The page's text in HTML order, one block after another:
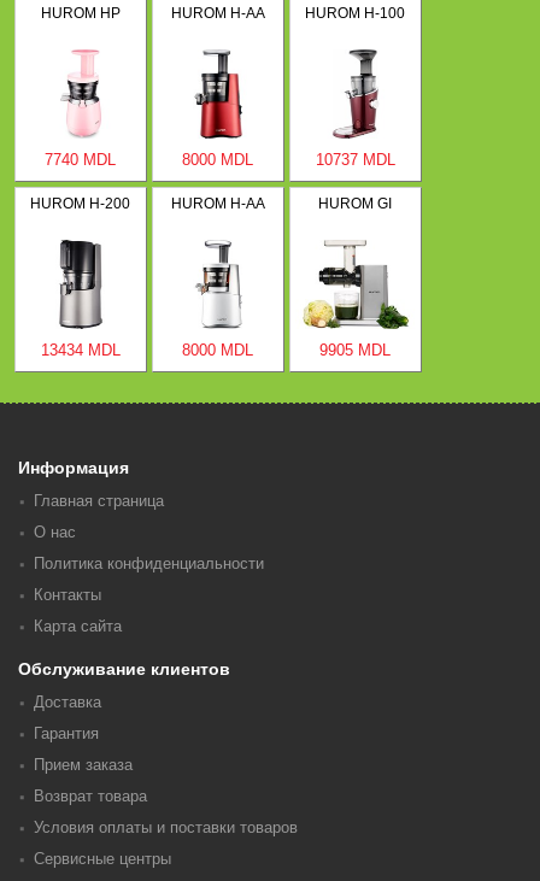
HUROM HP
7740 MDL
HUROM H-AA
8000 MDL
HUROM H-100
10737 MDL
HUROM H-200
13434 MDL
HUROM H-AA
8000 MDL
HUROM GI
9905 MDL
Информация
Главная страница
О нас
Политика конфиденциальности
Контакты
Карта сайта
Обслуживание клиентов
Доставка
Гарантия
Прием заказа
Возврат товара
Условия оплаты и поставки товаров
Сервисные центры